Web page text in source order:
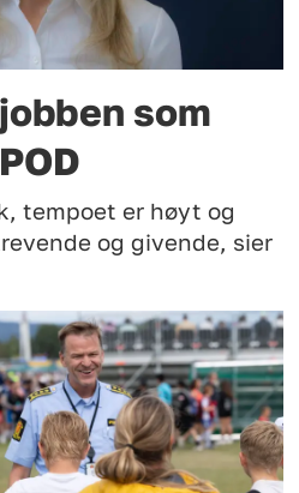
som
tempoet er høyt og
og givende, sier